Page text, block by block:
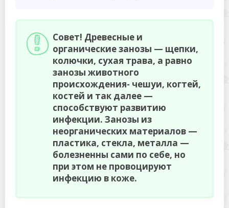
Совет! Древесные и
органические занозы — щепки,
колючки, сухая трава, а равно
занозы животного
происхождения- чешуи, когтей,
костей и так далее —
способствуют развитию
инфекции. Занозы из
неорганических материалов —
пластика, стекла, металла —
болезненны сами по себе, но
при этом не провоцируют
инфекцию в коже.